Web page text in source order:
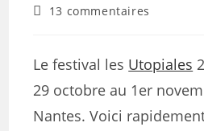
13 commentaires
Le festival les Utopiales
29 octobre au 1er
Nantes. Voici